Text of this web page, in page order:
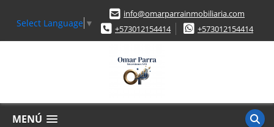
Select Language ▼
info@omarparrainmobiliaria.com
+573012154414
+573012154414
MENÚ